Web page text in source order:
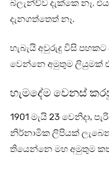
බ්ලැන්ච්ව දැක්කෙ නෑ.
දැනගත්තෙත් නෑ.
හැබැයි අවුරුදු විසි
වෙන්නෙ අමුතුම ලියුමක්
හැමදේම වෙනස්
1901 මැයි 23 වෙනිදා,
නිර්නාමික ලිපියක්
තියෙන්නෙ මහ අමුතුම